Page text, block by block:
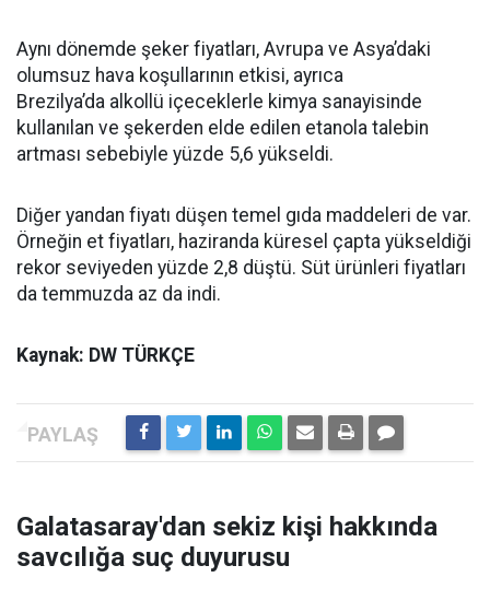
Aynı dönemde şeker fiyatları, Avrupa ve Asya’daki
olumsuz hava koşullarının etkisi, ayrıca
Brezilya’da alkollü içeceklerle kimya sanayisinde
kullanılan ve şekerden elde edilen etanola talebin
artması sebebiyle yüzde 5,6 yükseldi.
Diğer yandan fiyatı düşen temel gıda maddeleri de var.
Örneğin et fiyatları, haziranda küresel çapta yükseldiği
rekor seviyeden yüzde 2,8 düştü. Süt ürünleri fiyatları
da temmuzda az da indi.
Kaynak: DW TÜRKÇE
Galatasaray'dan sekiz kişi hakkında
savcılığa suç duyurusu